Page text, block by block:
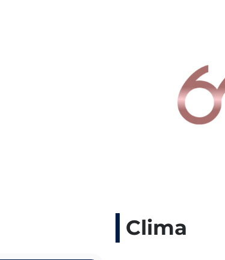
Clima